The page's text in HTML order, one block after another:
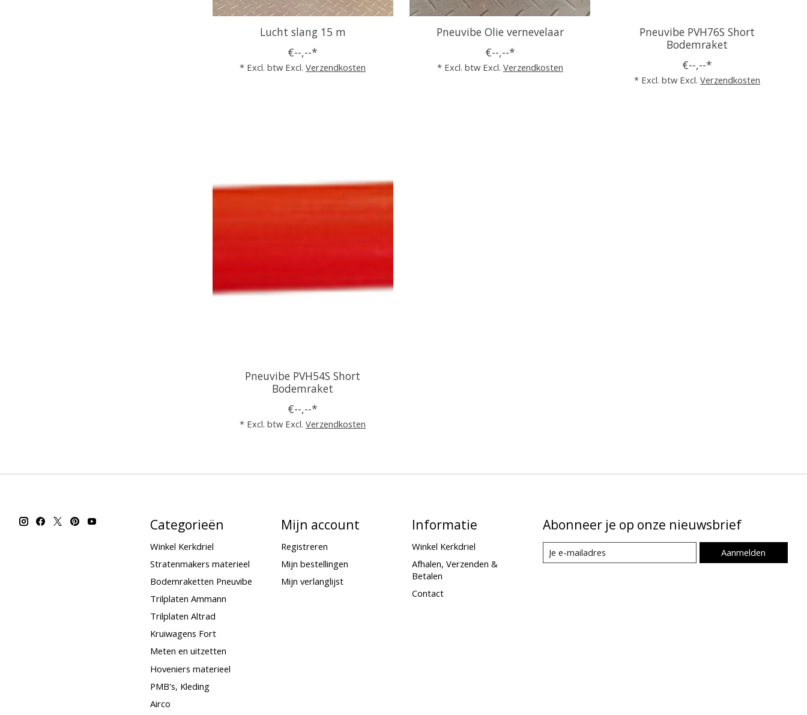
Lucht slang 15 m
€--,--*
* Excl. btw Excl.Verzendkosten
Pneuvibe Olie vernevelaar
€--,--*
* Excl. btw Excl. Verzendkosten
Pneuvibe PVH76S Short
Bodemraket
€--,--*
* Excl. btw Excl.Verzendkosten
Pneuvibe PVH54S Short
Bodemraket
€--,--*
* Excl. btw Excl.Verzendkosten
Categorieën
Winkel Kerkdriel
Stratenmakers materieel
Bodemraketten Pneuvibe
Trilplaten Ammann
Trilplaten Altrad
Kruiwagens Fort
Meten en uitzetten
Hoveniers materieel
PMB's, Kleding
Airco
Mijn account
Registreren
Mijn bestellingen
Mijn verlanglijst
Informatie
Winkel Kerkdriel
Afhalen, Verzenden &
Betalen
Contact
Abonneer je op onze nieuwsbrief
Aanmelden